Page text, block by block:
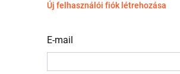
Új felhasználói fiók létrehozása
E-mail